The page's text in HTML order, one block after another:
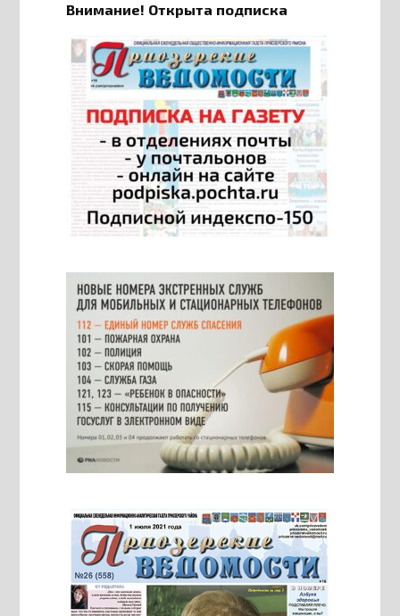
Внимание! Открыта подписка